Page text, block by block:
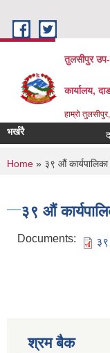
तुलसीपुर उप-
कार्यालय,
हाम्रो
भर्खरै
You are
Home » ३९ औं
३९ औं
Documents: ३९
श्रम बैक